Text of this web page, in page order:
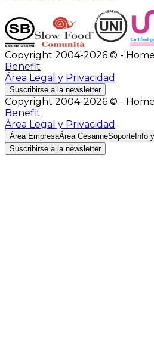
Copyright 2004-2026 © - Home
Benefit
Área Legal y Privacidad
Suscribirse a la newsletter
Copyright 2004-2026 © - Home
Benefit
Área Legal y Privacidad
Área EmpresaÁrea CesarineSoporte Info
Suscribirse a la newsletter